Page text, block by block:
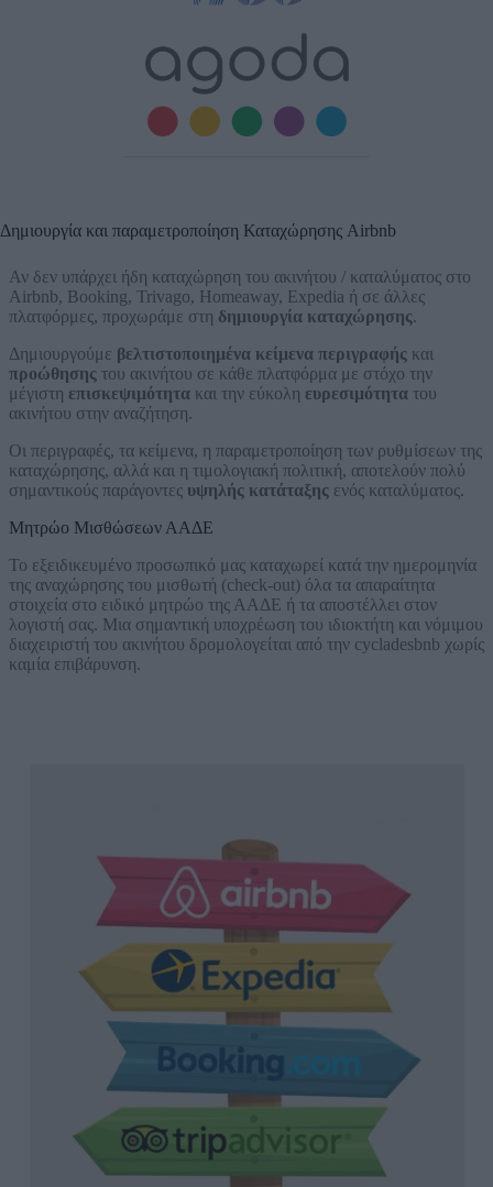
Δημιουργία και παραμετροποίηση Καταχώρησης Airbnb
Αν δεν υπάρχει ήδη καταχώρηση του ακινήτου / καταλύματος στο
Airbnb, Booking, Trivago, Homeaway, Expedia ή σε άλλες
πλατφόρμες, προχωράμε στη δημιουργία καταχώρησης.
Δημιουργούμε βελτιστοποιημένα κείμενα περιγραφής και
προώθησης του ακινήτου σε κάθε πλατφόρμα με στόχο την
μέγιστη επισκεψιμότητα και την εύκολη ευρεσιμότητα του
ακινήτου στην αναζήτηση.
Οι περιγραφές, τα κείμενα, η παραμετροποίηση των ρυθμίσεων της
καταχώρησης, αλλά και η τιμολογιακή πολιτική, αποτελούν πολύ
σημαντικούς παράγοντες υψηλής κατάταξης ενός καταλύματος.
Μητρώο Μισθώσεων ΑΑΔΕ
Το εξειδικευμένο προσωπικό μας καταχωρεί κατά την ημερομηνία
της αναχώρησης του μισθωτή (check-out) όλα τα απαραίτητα
στοιχεία στο ειδικό μητρώο της ΑΑΔΕ ή τα αποστέλλει στον
λογιστή σας. Μια σημαντική υποχρέωση του ιδιοκτήτη και νόμιμου
διαχειριστή του ακινήτου δρομολογείται από την cycladesbnb χωρίς
καμία επιβάρυνση.